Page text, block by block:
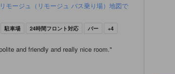
リモージュ（リモージュ バス乗り場）地図で
駐車場 24時間フロント対応 バー +4
and friendly and really nice room."